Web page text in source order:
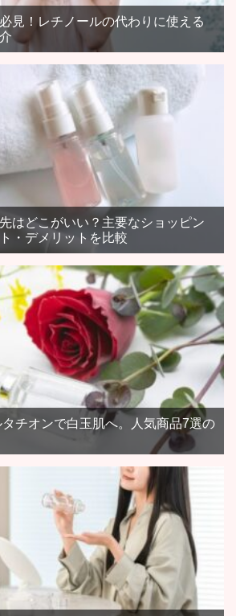
見！レチノールの代わりに使える
はどこがいい？主要なショッピン
・デメリットを比較
チオンで白玉肌へ。人気商品7選の